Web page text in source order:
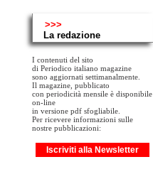
>>>
La redazione
I contenuti del sito
di Periodico italiano magazine
sono aggiornati settimanalmente.
Il magazine, pubblicato
con periodicità mensile è disponibile
on-line
in versione pdf sfogliabile.
Per ricevere informazioni sulle
nostre pubblicazioni:
Iscriviti alla Newsletter